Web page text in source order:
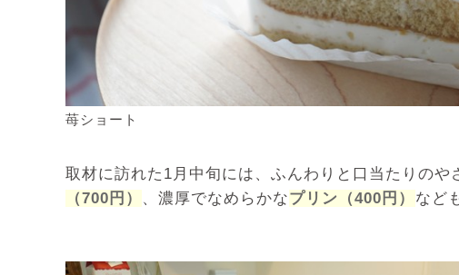
苺ショート
取材に訪れた1月中旬には、ふんわりと口当たりのや
（700円） 、濃厚でなめらかなプリン（400円） など